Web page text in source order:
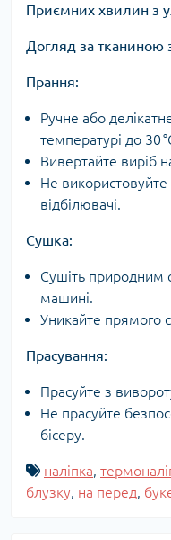
Приємних хвилин з
Догляд за тканиною
Прання:
Ручне або
температурі до 30
Вивертайте виріб
Не використовуйте
відбілювачі.
Сушка:
Сушіть
машині.
Уникайте прямого
Прасування:
Прасуйте з
Не прасуйте
бісеру.
наліпка,
блузку, на перед,